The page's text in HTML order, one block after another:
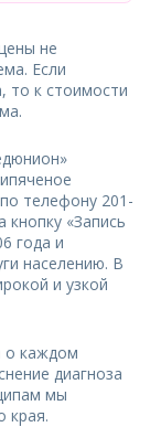
не
Если
то к стоимости
телефону 201-
«Запись
года и
населению. В
и узкой
о каждом
диагноза
мы
края.